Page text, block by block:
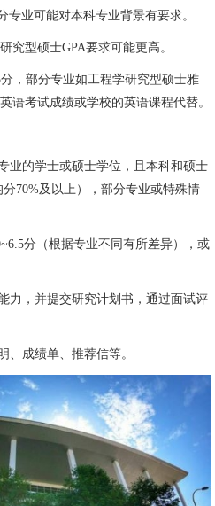
业可能对本科专业背景有要求。
究型硕士GPA要求可能更高。
，部分专业如工程学研究型硕士雅
语考试成绩或学校的英语课程代替。
业的学士或硕士学位，且本科和硕士
分70%及以上），部分专业或特殊情
分（根据专业不同有所差异），或
力，并提交研究计划书，通过面试评
、成绩单、推荐信等。